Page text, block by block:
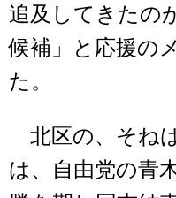
追及してきたの
候補」と応援の
た。
北区の、そね
は、自由党の青